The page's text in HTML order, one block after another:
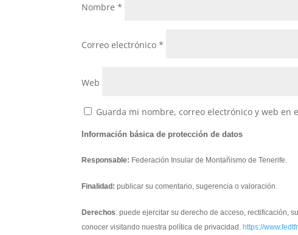
Nombre*
Correo electrónico*
Web
Guarda mi nombre, correo electrónico y web en
Información básica de protección de datos
Responsable: Federación Insular de Montañismo de Tenerife.
Finalidad: publicar su comentario, sugerencia o valoración.
Derechos: puede ejercitar su derecho de acceso, rectificación,
conocer visitando nuestra política de privacidad. https://